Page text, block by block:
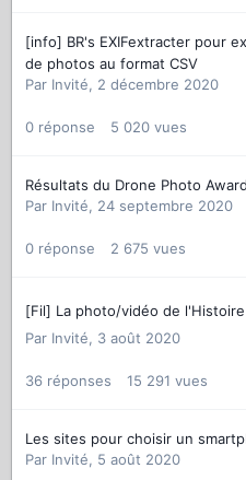
[info] BR's EXIFextracter pour
de photos au format CSV
Par Invité, 2 décembre 2020
0 réponse 5 020 vues
Résultats du Drone Photo
Par Invité, 24 septembre 2020
0 réponse 2 675 vues
[Fil] La photo/vidéo de l'Histoire
Par Invité, 3 août 2020
36 réponses 15 291 vues
Les sites pour choisir un
Par Invité, 5 août 2020